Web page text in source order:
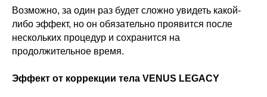
Возможно, за один раз будет сложно увидеть какой-
либо эффект, но он обязательно проявится после
нескольких процедур и сохранится на
продолжительное время.
Эффект от коррекции тела VENUS LEGACY